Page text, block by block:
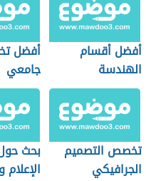
أفضل أقسام
الهندسة
أفضل
جامعي
تخصص التصميم
الجرافيكي
بحث
الإعلام